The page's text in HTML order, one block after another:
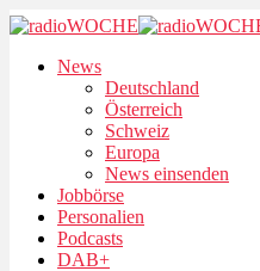
News
Deutschland
Österreich
Schweiz
Europa
News einsenden
Jobbörse
Personalien
Podcasts
DAB+